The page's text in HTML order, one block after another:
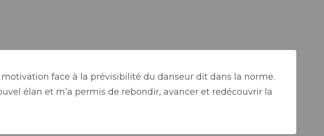
face à la prévisibilité du danseur dit dans la norme.
élan et m’a permis de rebondir, avancer et redécouvrir la